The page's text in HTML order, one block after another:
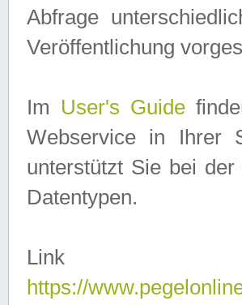
Abfrage
Veröffentlichung
Im User's Guide
Webservice in Ihrer
unterstützt Sie bei
Datentypen.
Link
https://